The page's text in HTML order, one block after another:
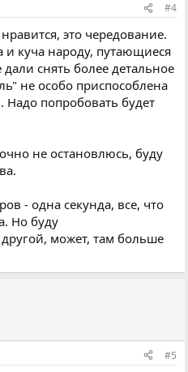
#4
это чередование.
и куча народу, путающиеся
снять более детальное
не особо приспособлена
попробовать будет
не остановлюсь, буду
- одна секунда, все, что
Но буду
может, там больше
#5